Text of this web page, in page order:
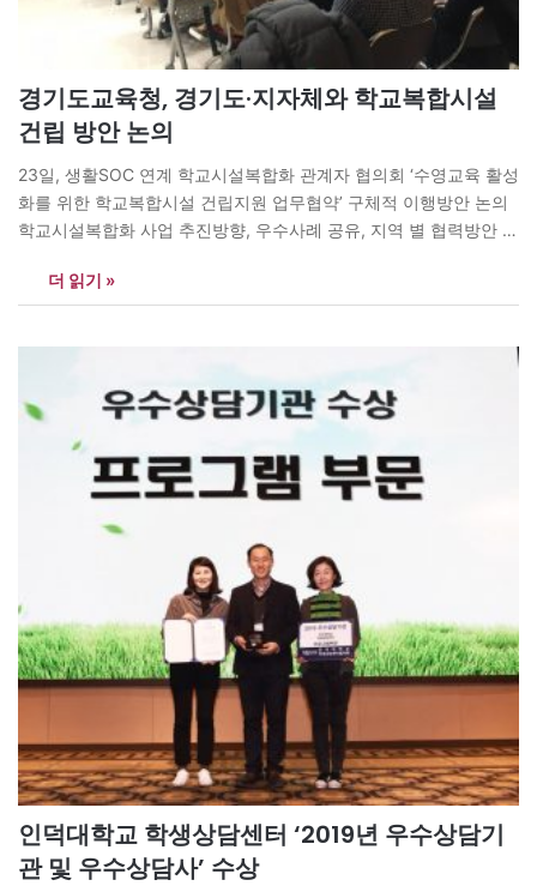
경기도교육청, 경기도·지자체와 학교복합시설
건립 방안 논의
23일, 생활SOC 연계 학교시설복합화 관계자 협의회 ‘수영교육 활성
화를 위한 학교복합시설 건립지원 업무협약’ 구체적 이행방안 논의
학교시설복합화 사업 추진방향, 우수사례 공유, 지역 별 협력방안 협
기도·지자체 간 ‘생활SOC와 연계한 학교시설복합화 관계자 협의
회’를 열었다. 이번 협의회는 지난 12월 5일 ‘수영교육 활성화를 위
더 읽기 »
인덕대학교 학생상담센터 ‘2019년 우수상담기
관 및 우수상담사’ 수상